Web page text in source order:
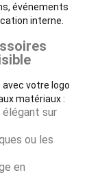
événements
interne.
votre logo
matériaux :
élégant sur
ou les
en